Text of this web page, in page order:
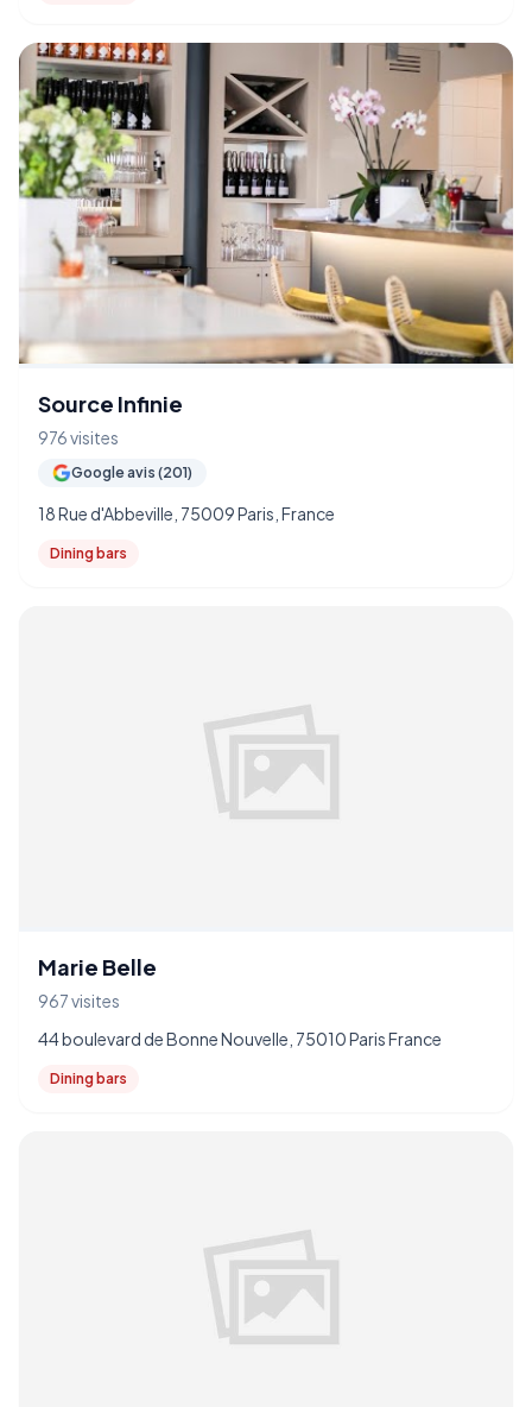
Source Infinie
976 visites
Google avis (201)
18 Rue d'Abbeville, 75009 Paris, France
Dining bars
Marie Belle
967 visites
44 boulevard de Bonne Nouvelle, 75010 Paris France
Dining bars